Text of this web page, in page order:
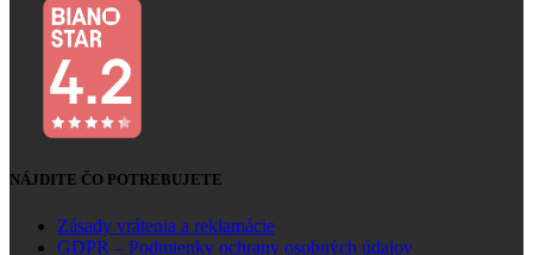
NÁJDITE ČO POTREBUJETE
Zásady vrátenia a reklamácie
GDPR – Podmienky ochrany osobných údajov